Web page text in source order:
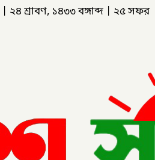
২৪ শ্রাবণ, ১৪৩৩ বঙ্গাব্দ
২৫ সফর